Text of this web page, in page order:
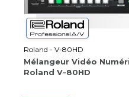
Roland - V-80HD
Mélangeur Vidéo
Roland V-80HD